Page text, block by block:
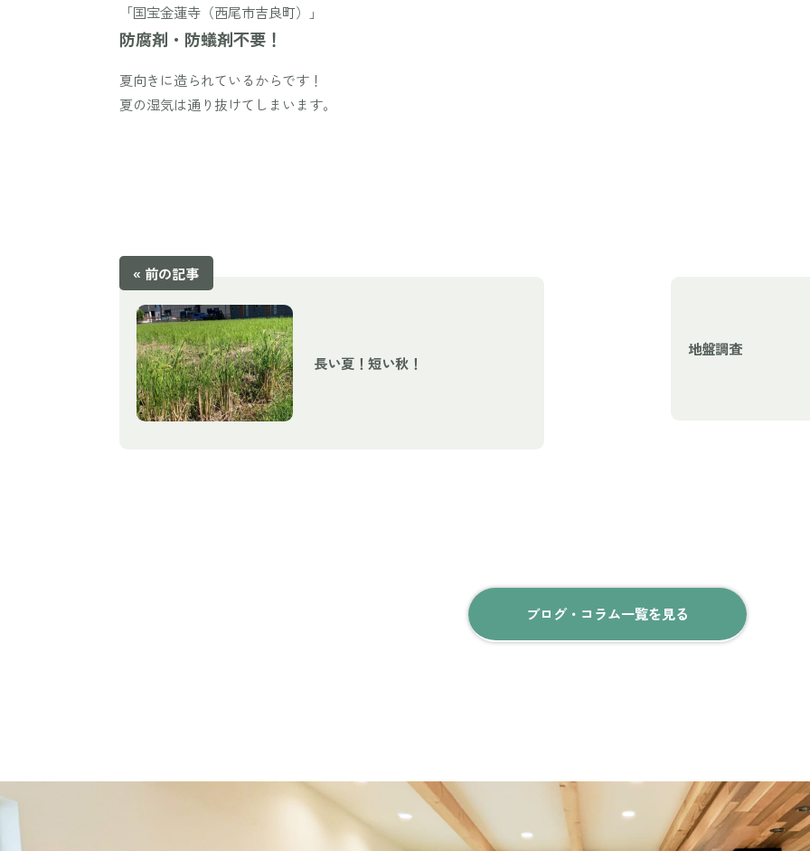
「国宝金蓮寺（西尾市吉良町）」
防腐剤・防蟻剤不要！
夏向きに造られているからです！
夏の湿気は通り抜けてしまいます。
« 前の記事
長い夏！短い秋！
地盤調査
ブログ・コラム一覧を見る